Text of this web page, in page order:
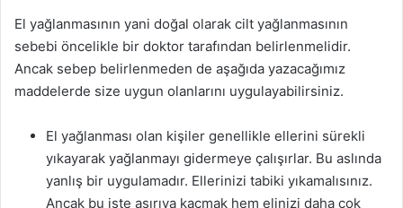
El yağlanmasının yani doğal olarak cilt yağlanmasının
sebebi öncelikle bir doktor tarafından belirlenmelidir.
Ancak sebep belirlenmeden de aşağıda yazacağımız
maddelerde size uygun olanlarını uygulayabilirsiniz.
El yağlanması olan kişiler genellikle ellerini sürekli
yıkayarak yağlanmayı gidermeye çalışırlar. Bu aslında
yanlış bir uygulamadır. Ellerinizi tabiki yıkamalısınız.
Ancak bu işte aşırıya kaçmak hem elinizi daha çok